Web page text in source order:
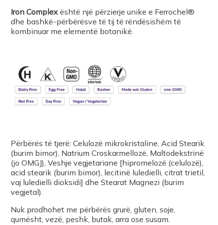
Farmaci Orange Farmaci 11
Farmaci Elda
ALINA BABYSTORE
Farmaci BULICA PHARMA
Farmaci BULICA PHARMA Tr
Iron Complexështë një përzierje unike e Ferrochel®
dhe bashkë-përbërësve të tij të rëndësishëm të
kombinuar me elementë botanikë.
Përbërës të tjerë: Celulozë mikrokristaline, Acid Stearik
(burim bimor), Natrium Croskarmellozë, Maltodekstrinë
(jo OMGJ), Veshje vegjetariane [hipromelozë (celulozë),
acid stearik (burim bimor), lecitinë luledielli, citrat trietil,
vaj luledielli dioksidi] dhe Stearat Magnezi (burim
vegjetal).
Nuk prodhohet me përbërës grurë, gluten, soje,
qumësht, vezë, peshk, butak, arra ose susam.